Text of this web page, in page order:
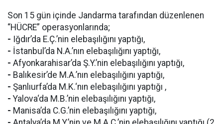
Son 15 gün içinde Jandarma tarafından düzenlenen
“HÜCRE” operasyonlarında;
- Iğdır’da E.Ç.’nin elebaşılığını yaptığı,
- İstanbul’da N.A.’nın elebaşılığını yaptığı,
- Afyonkarahisar’da Ş.Y.’nin elebaşılığını yaptığı,
- Balıkesir’de M.A.’nın elebaşılığını yaptığı,
- Şanlıurfa’da M.K.‘nın elebaşılığını yaptığı ,
- Yalova‘da M.B.’nin elebaşılığını yaptığı,
- Manisa’da C.G.’nin elebaşılığını yaptığı,